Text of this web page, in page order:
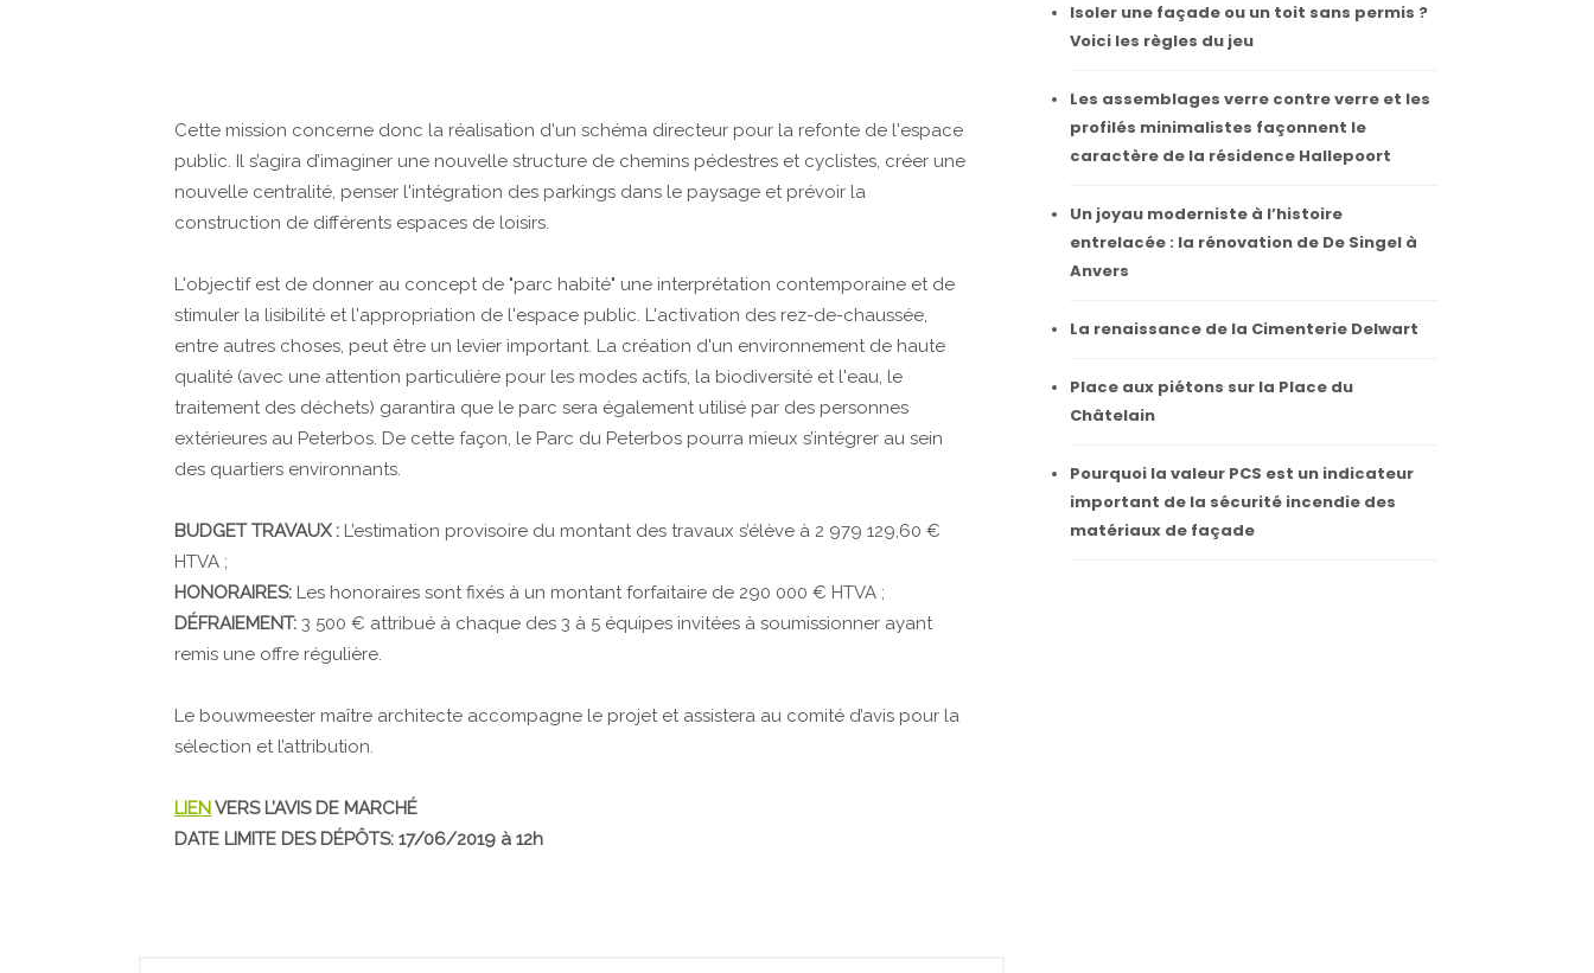
Cette mission concerne donc la réalisation d'un schéma directeur pour la refonte de l'espace
public. Il s’agira d’imaginer une nouvelle structure de chemins pédestres et cyclistes, créer une
nouvelle centralité, penser l'intégration des parkings dans le paysage et prévoir la
construction de différents espaces de loisirs.
L'objectif est de donner au concept de "parc habité" une interprétation contemporaine et de
stimuler la lisibilité et l'appropriation de l'espace public. L'activation des rez-de-chaussée,
entre autres choses, peut être un levier important. La création d'un environnement de haute
qualité (avec une attention particulière pour les modes actifs, la biodiversité et l'eau, le
traitement des déchets) garantira que le parc sera également utilisé par des personnes
extérieures au Peterbos. De cette façon, le Parc du Peterbos pourra mieux s’intégrer au sein
des quartiers environnants.
BUDGET TRAVAUX : L’estimation provisoire du montant des travaux s’élève à 2 979 129,60 €
HTVA ;
HONORAIRES: Les honoraires sont fixés à un montant forfaitaire de 290 000 € HTVA ;
DÉFRAIEMENT: 3 500 € attribué à chaque des 3 à 5 équipes invitées à soumissionner ayant
remis une offre régulière.
Le bouwmeester maître architecte accompagne le projet et assistera au comité d’avis pour la
sélection et l’attribution.
LIENVERS L’AVIS DE MARCHÉ
DATE LIMITE DES DÉPÔTS: 17/06/2019 à 12h
Isoler une façade ou un toit sans permis ?
Voici les règles du jeu
Les assemblages verre contre verre et les
profilés minimalistes façonnent le
caractère de la résidence Hallepoort
Un joyau moderniste à l’histoire
entrelacée : la rénovation de De Singel à
Anvers
La renaissance de la Cimenterie Delwart
Place aux piétons sur la Place du
Châtelain
Pourquoi la valeur PCS est un indicateur
important de la sécurité incendie des
matériaux de façade